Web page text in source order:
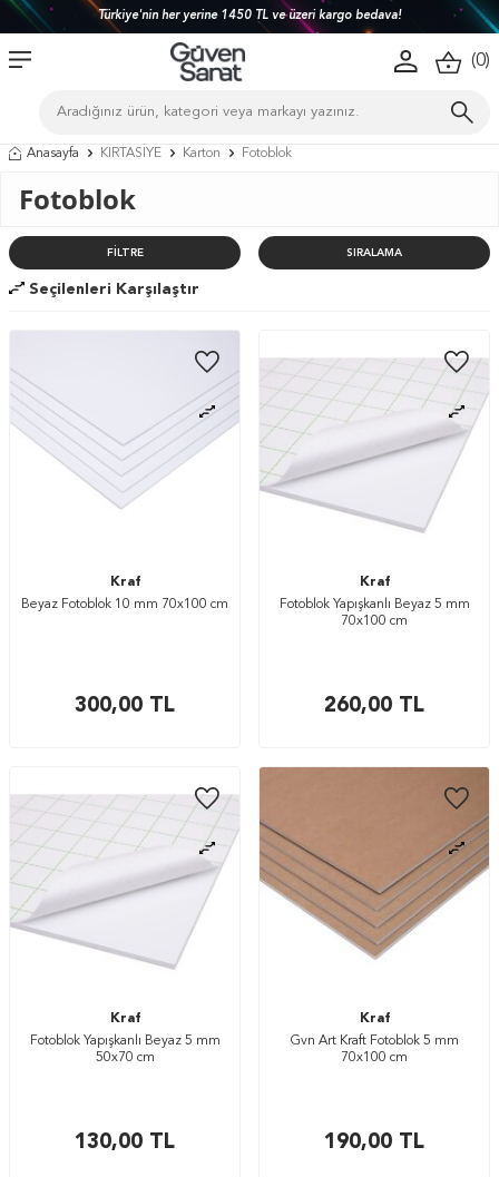
Türkiye'nin her yerine 1450 TL ve üzeri kargo bedava!
(0)
Anasayfa KIRTASİYE Karton Fotoblok
Fotoblok
FILTRE SIRALAMA
Seçilenleri Karşılaştır
Kraf
Beyaz Fotoblok 10 mm 70x100 cm
300,00 TL
Kraf
Fotoblok Yapışkanlı Beyaz 5 mm
70x100 cm
260,00 TL
Kraf
Fotoblok Yapışkanlı Beyaz 5 mm
50x70 cm
130,00 TL
Kraf
Gvn Art Kraft Fotoblok 5 mm
70x100 cm
190,00 TL